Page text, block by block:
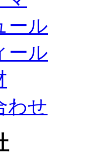
ール
ール
わせ